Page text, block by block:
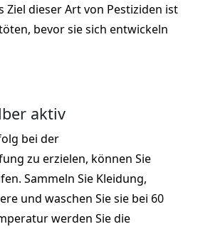
Ziel dieser Art von Pestiziden ist
bevor sie sich entwickeln
aktiv
bei der
zu erzielen, können Sie
Sammeln Sie Kleidung,
und waschen Sie sie bei 60
werden Sie die